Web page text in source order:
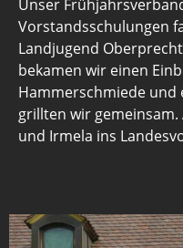
Unser
Vorstandsschulungen
Landjugend
bekamen wir einen
Hammerschmiede und
grillten wir
und Irmela ins